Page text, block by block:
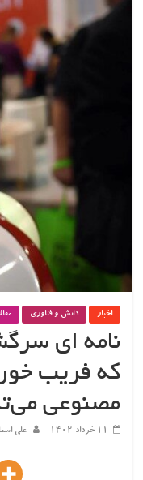
www.hooshtaak.ir
اخبار دانش و فناوری
نامه ای
که فریب
مصنوعی
۱۱ خرداد ۱۴۰۲ علی